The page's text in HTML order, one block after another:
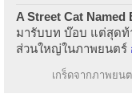
A Street Cat Named
มารับบท บ๊อบ แต่สุดท้
ส่วนใหญ่ในภาพยนตร์
เกร็ดจากภาพยน